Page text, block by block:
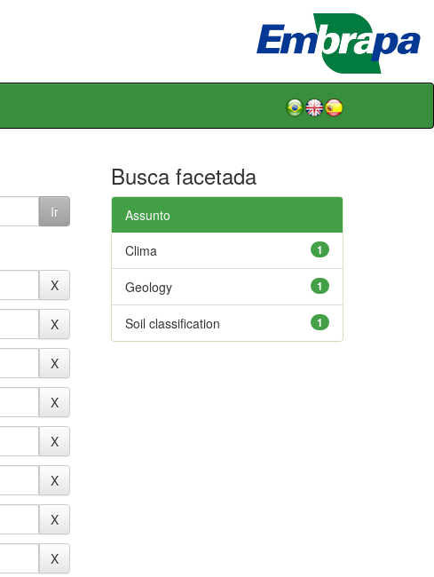
Busca facetada
Assunto
1
Clima
1
Geology
1
Soil classification